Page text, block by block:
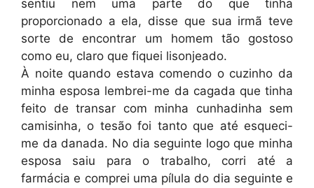
sentiu nem uma parte do que tinha
proporcionado a ela, disse que sua irmã teve
sorte de encontrar um homem tão gostoso
como eu, claro que fiquei lisonjeado.
À noite quando estava comendo o cuzinho da
minha esposa lembrei-me da cagada que tinha
feito de transar com minha cunhadinha sem
camisinha, o tesão foi tanto que até esqueci-
me da danada. No dia seguinte logo que minha
esposa saiu para o trabalho, corri até a
farmácia e comprei uma pílula do dia seguinte e